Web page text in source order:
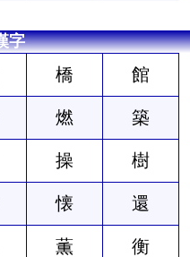
字
橋 館
燃 築
操 樹
懐 還
薫 衡